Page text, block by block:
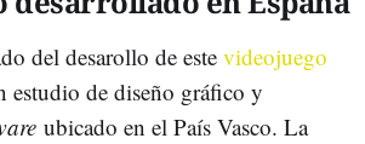
del desarollo de este videojuego
estudio de diseño gráfico y
ubicado en el País Vasco. La